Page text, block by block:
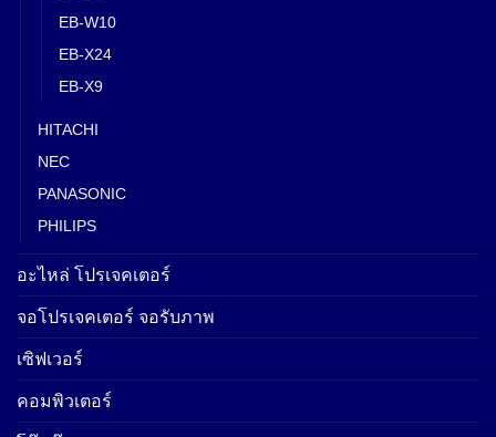
EB-W10
EB-X24
EB-X9
HITACHI
NEC
PANASONIC
PHILIPS
อะไหล่ โปรเจคเตอร์
จอโปรเจคเตอร์ จอรับภาพ
เซิฟเวอร์
คอมพิวเตอร์